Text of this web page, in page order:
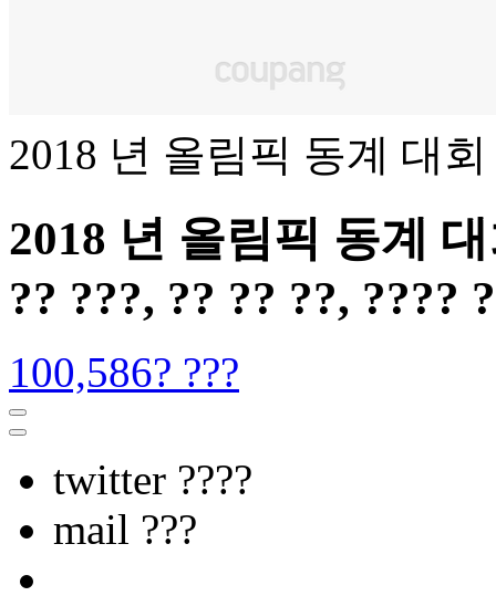
2018 년 올림픽 동계 대
2018 년 올림픽 동계
?? ???, ?? ?? ??, ????
100,586? ???
twitter ????
mail ???